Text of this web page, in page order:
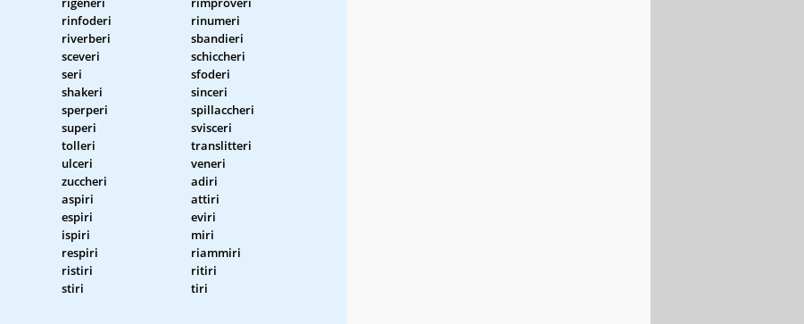
rinfoderi
rinumeri
riverberi
sbandieri
sceveri
schiccheri
seri
sfoderi
shakeri
sinceri
sperperi
spillaccheri
superi
svisceri
tolleri
translitteri
ulceri
veneri
zuccheri
adiri
aspiri
attiri
espiri
eviri
ispiri
miri
respiri
riammiri
ristiri
ritiri
stiri
tiri